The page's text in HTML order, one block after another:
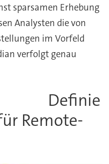
sparsamen Erhebung
Analysten die von
im Vorfeld
verfolgt genau
Definie
Remote-